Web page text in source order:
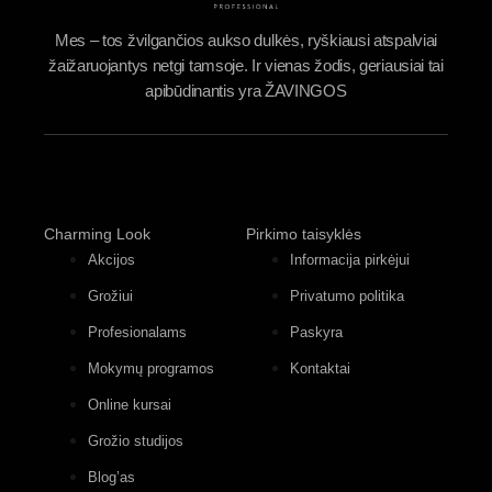
Mes – tos žvilgančios aukso dulkės, ryškiausi atspalviai
žaižaruojantys netgi tamsoje. Ir vienas žodis, geriausiai tai
apibūdinantis yra ŽAVINGOS
Charming Look
Akcijos
Grožiui
Profesionalams
Mokymų programos
Online kursai
Grožio studijos
Blog’as
Pirkimo taisyklės
Informacija pirkėjui
Privatumo politika
Paskyra
Kontaktai